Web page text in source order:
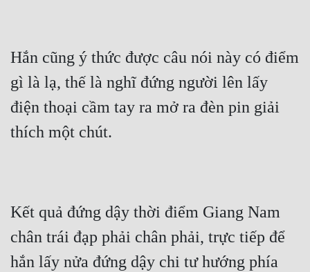
Hắn cũng ý thức được câu nói này có điểm
gì là lạ, thế là nghĩ đứng người lên lấy
điện thoại cầm tay ra mở ra đèn pin giải
thích một chút.
Kết quả đứng dậy thời điểm Giang Nam
chân trái đạp phải chân phải, trực tiếp để
hắn lấy nửa đứng dậy chi tư hướng phía